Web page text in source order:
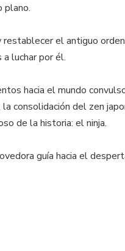
plano.
el antiguo
luchar por él.
hacia el mundo
consolidación del zen
de la historia: el ninja.
guía hacia el